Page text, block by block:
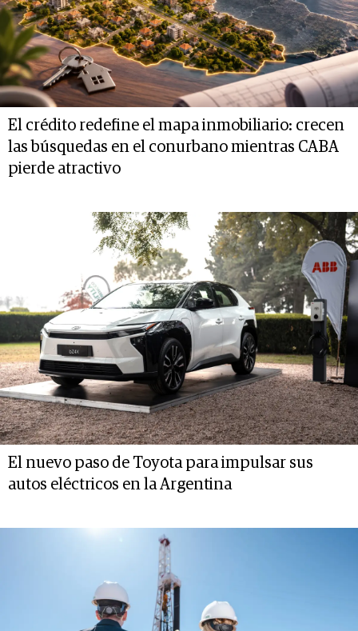
El crédito redefine el mapa inmobiliario: crecen
las búsquedas en el conurbano mientras CABA
pierde atractivo
El nuevo paso de Toyota para impulsar sus
autos eléctricos en la Argentina